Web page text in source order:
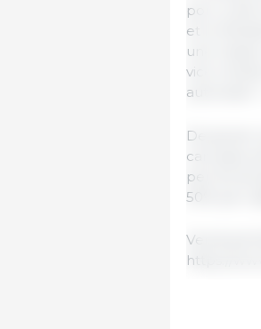
porc a été
et le
une
vice-
autorisant
De janvier
carcasse
permis de
50% par
Vendredi
https://